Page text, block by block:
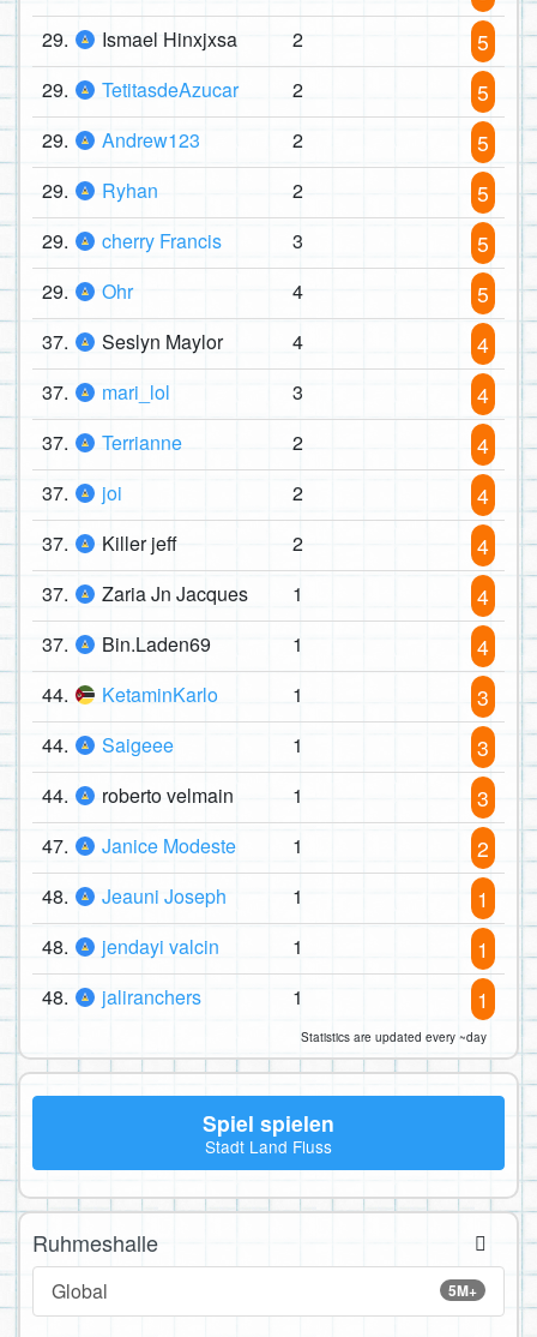
29. Ismael Hinxjxsa 2 5
29. TetitasdeAzucar 2 5
29. Andrew123 2 5
29. Ryhan 2 5
29. cherry Francis 3 5
29. Ohr 4 5
37. Seslyn Maylor 4 4
37. mari_lol 3 4
37. Terrianne 2 4
37. joi 2 4
37. Killer jeff 2 4
37. Zaria Jn Jacques 1 4
37. Bin.Laden69 1 4
44. KetaminKarlo 1 3
44. Saigeee 1 3
44. roberto velmain 1 3
47. Janice Modeste 1 2
48. Jeauni Joseph 1 1
48. jendayi valcin 1 1
48. jaliranchers 1 1
Statistics are updated every ~day
Spiel spielen
Stadt Land Fluss
Ruhmeshalle
5M+
Global